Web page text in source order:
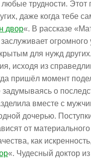
трудности. Этот
даже когда тебе
двор«. В рассказе
для нужд
исходя из
пришёл момент
задумываясь о
вместе с
дочерью.
от
как
«. Чудесный доктор